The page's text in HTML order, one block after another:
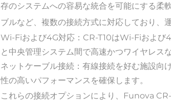
存のシステムへの容易な統合を可能にする柔
ブルなど、複数の接続方式に対応しており、
Wi-Fiおよび4G対応：CR-T10はWi-Fiおよび
と中央管理システム間で高速かつワイヤレス
ネットケーブル接続：有線接続を好む施設向
性の高いパフォーマンスを確保します。
これらの接続オプションにより、Funova